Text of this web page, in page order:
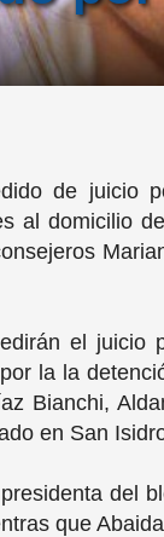
de juicio
al domicilio
el juicio
la la
Bianchi,
en San
del
que